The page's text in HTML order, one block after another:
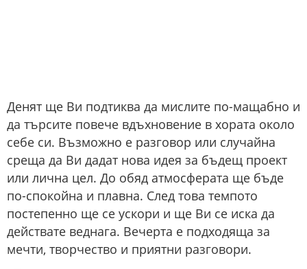
Денят ще Ви подтиква да мислите по-мащабно и
да търсите повече вдъхновение в хората около
себе си. Възможно е разговор или случайна
среща да Ви дадат нова идея за бъдещ проект
или лична цел. До обяд атмосферата ще бъде
по-спокойна и плавна. След това темпото
постепенно ще се ускори и ще Ви се иска да
действате веднага. Вечерта е подходяща за
мечти, творчество и приятни разговори.